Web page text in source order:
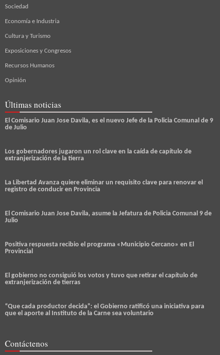
Sociedad
Economía e Industria
Cultura y Turismo
Exposiciones y Congresos
Recursos Humanos
Opinión
Últimas noticias
El Comisario Juan Jose Davila, es el nuevo Jefe de la Policia Comunal de 9
de Julio
Los gobernadores jugaron un rol clave en la caída de capítulo de
extranjerización de la tierra
La Libertad Avanza quiere eliminar un requisito clave para renovar el
registro de conducir en Provincia
El Comisario Juan Jose Davila, asume la Jefatura de Policia Comunal 9 de
Julio
Positiva respuesta recibio el programa «Municipio Cercano» en El
Provincial
El gobierno no consiguió los votos y tuvo que retirar el capítulo de
extranjerización de tierras
“Que cada productor decida”: el Gobierno ratificó una iniciativa para
que el aporte al Instituto de la Carne sea voluntario
Contáctenos